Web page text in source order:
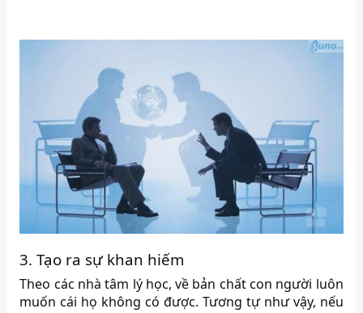
3. Tạo ra sự khan hiếm
Theo các nhà tâm lý học, về bản chất con người luôn
muốn cái họ không có được. Tương tự như vậy, nếu